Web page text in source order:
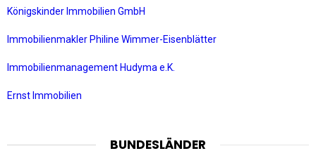
Königskinder Immobilien GmbH
Immobilienmakler Philine Wimmer-Eisenblätter
Immobilienmanagement Hudyma e.K.
Ernst Immobilien
BUNDESLÄNDER